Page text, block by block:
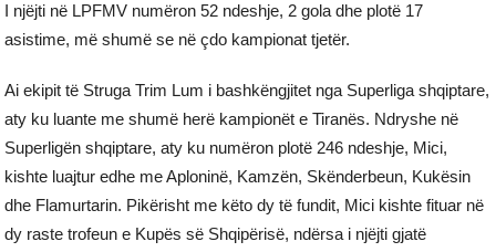
I njëjti në LPFMV numëron 52 ndeshje, 2 gola dhe plotë 17
asistime, më shumë se në çdo kampionat tjetër.
Ai ekipit të Struga Trim Lum i bashkëngjitet nga Superliga shqiptare,
aty ku luante me shumë herë kampionët e Tiranës. Ndryshe në
Superligën shqiptare, aty ku numëron plotë 246 ndeshje, Mici,
kishte luajtur edhe me Aploninë, Kamzën, Skënderbeun, Kukësin
dhe Flamurtarin. Pikërisht me këto dy të fundit, Mici kishte fituar në
dy raste trofeun e Kupës së Shqipërisë, ndërsa i njëjti gjatë